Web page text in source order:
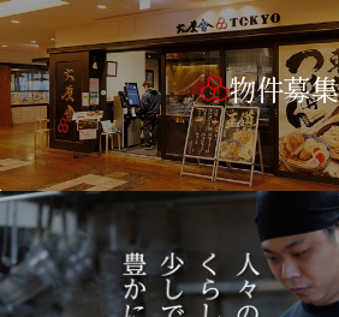
物件募集